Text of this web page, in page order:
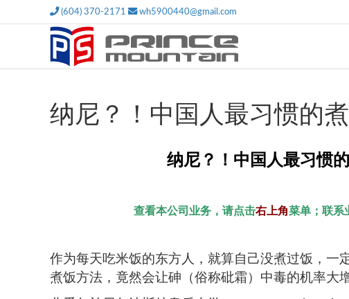
(604) 370-2171 wh5900440@gmail.com
纳尼？！中国人最习惯的
纳尼？！中国人最习惯
查看本公司业务，请点击右上角菜单；联系
作为每天吃米饭的东方人，就算自己没煮过饭，一
煮饭方法，竟然会让砷（俗称砒霜）中毒的机率大